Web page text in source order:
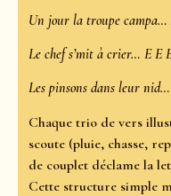
Un jour la troupe
Le chef s’mit à crier… E E
Les pinsons dans leur
Chaque trio de vers
scoute (pluie, chasse,
de couplet déclame la
Cette structure simple